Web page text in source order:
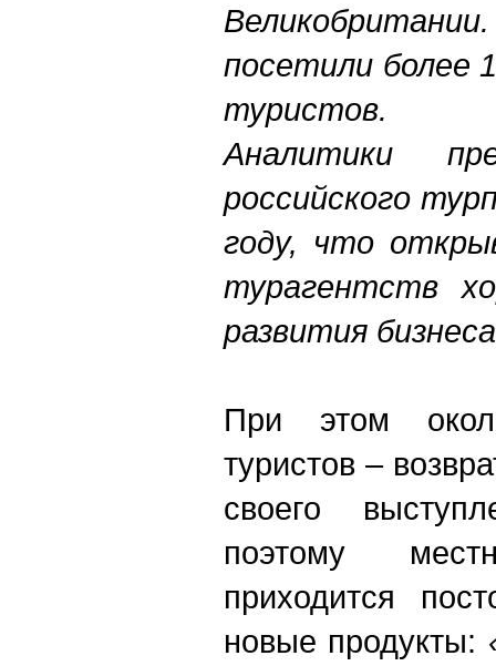
посетили более
туристов.
Аналитики
российского
году, что
турагентств
развития
При этом
туристов –
своего
поэтому
приходится
новые продукты: